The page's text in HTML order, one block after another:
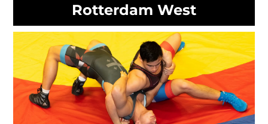
Rotterdam West